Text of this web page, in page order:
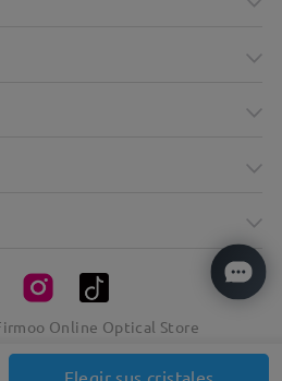
atrevidos marcos cuadrados
Online Optical Store